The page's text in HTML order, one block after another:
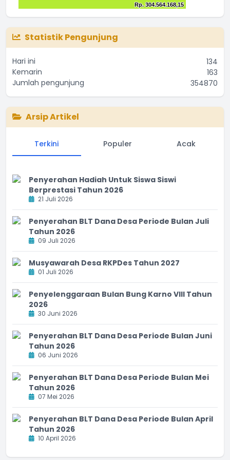
The chart has 1 Y axis displaying values. Range: 0 to
Chart
The chart has 1 Y axis displaying values. Range: 0 to
Rp. 304.564.168,15
Rp. 304.564.168,15
Statistik Pengunjung
Hari ini
134
Kemarin
163
Jumlah pengunjung
354870
Arsip Artikel
Terkini Populer Acak
Penyerahan Hadiah Untuk Siswa Siswi
Berprestasi Tahun 2026
21 Juli 2026
Penyerahan BLT Dana Desa Periode Bulan Juli
Tahun 2026
09 Juli 2026
Musyawarah Desa RKPDes Tahun 2027
01 Juli 2026
Penyelenggaraan Bulan Bung Karno VIII Tahun
2026
30 Juni 2026
Penyerahan BLT Dana Desa Periode Bulan Juni
Tahun 2026
06 Juni 2026
Penyerahan BLT Dana Desa Periode Bulan Mei
Tahun 2026
07 Mei 2026
Penyerahan BLT Dana Desa Periode Bulan April
Tahun 2026
10 April 2026